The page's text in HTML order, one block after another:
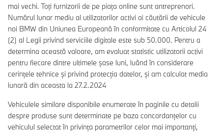
mai vechi. Toți furnizorii de pe piața online sunt antreprenori.
Numărul lunar mediu al utilizatorilor activi ai căutării de vehicule
noi BMW din Uniunea Europeană în conformitate cu Articolul 24
(2) al Legii privind serviciile digitale este sub 50.000. Pentru a
determina această valoare, am evaluat statistic utilizatorii activi
pentru fiecare dintre ultimele șase luni, luând în considerare
cerințele tehnice și privind protecția datelor, și am calculat media
lunară din aceasta la 27.2.2024
Vehiculele similare disponibile enumerate în paginile cu detalii
despre produse sunt determinate pe baza concordanțelor cu
vehiculul selectat în privința parametrilor celor mai importanți,